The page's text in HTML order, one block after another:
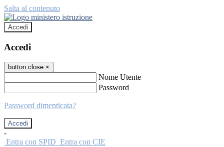
Salta al contenuto
Accedi
Accedi
button close ×
Nome Utente
Password
Password dimenticata?
-
Entra con SPID Entra con CIE